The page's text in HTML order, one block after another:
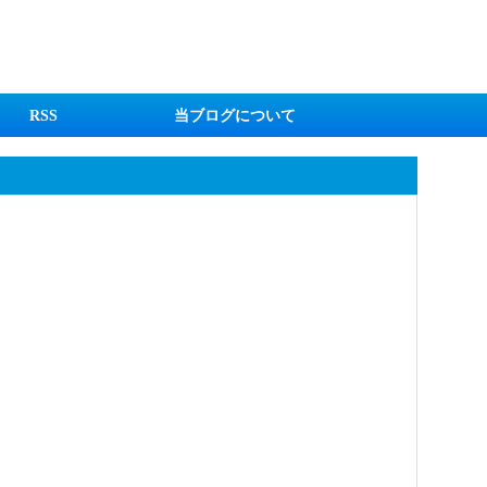
RSS 当ブログについて